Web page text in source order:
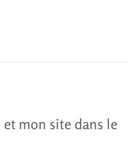
mon site dans le